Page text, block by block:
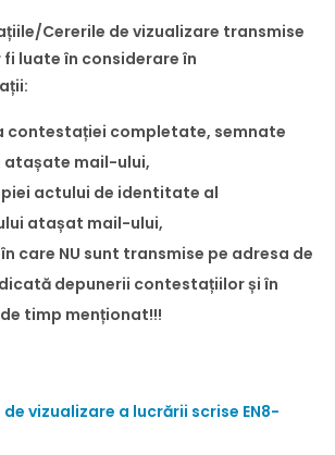
Cererile de vizualizare transmise
luate în considerare în
contestației completate, semnate
atașate mail-ului,
actului de identitate al
atașat mail-ului,
care NU sunt transmise pe adresa de
depunerii contestațiilor și în
timp menționat!!!
vizualizare a lucrării scrise EN8-